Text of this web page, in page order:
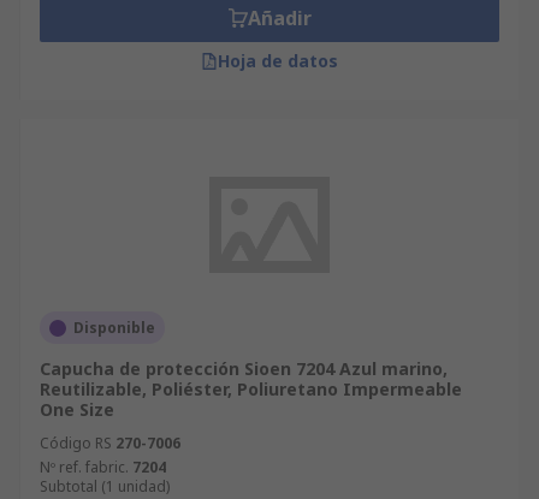
Añadir
Hoja de datos
Disponible
Capucha de protección Sioen 7204 Azul marino,
Reutilizable, Poliéster, Poliuretano Impermeable
One Size
Código RS 270-7006
Nº ref. fabric. 7204
Subtotal (1 unidad)